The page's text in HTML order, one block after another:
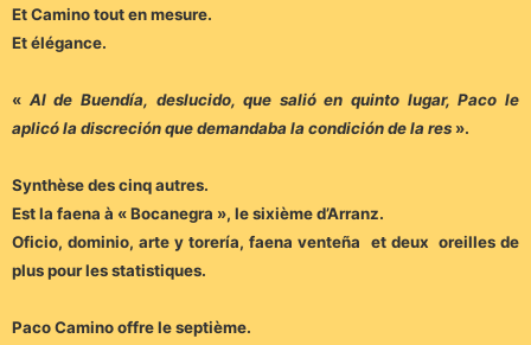
Et Camino tout en mesure.
Et élégance.
« Al de Buendía, deslucido, que salió en quinto lugar, Paco le
aplicó la discreción que demandaba la condición de la res ».
Synthèse des cinq autres.
Est la faena à « Bocanegra », le sixième d’Arranz.
Oficio, dominio, arte y torería, faena venteña et deux oreilles de
plus pour les statistiques.
Paco Camino offre le septième.